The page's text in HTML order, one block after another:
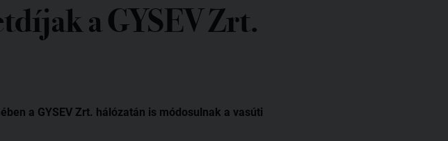
a GYSEV Zrt.
a GYSEV Zrt. hálózatán is módosulnak a vasúti